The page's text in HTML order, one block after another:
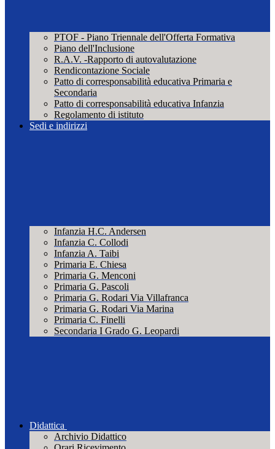
PTOF - Piano Triennale dell'Offerta Formativa
Piano dell'Inclusione
R.A.V. -Rapporto di autovalutazione
Rendicontazione Sociale
Patto di corresponsabilità educativa Primaria e
Secondaria
Patto di corresponsabilità educativa Infanzia
Regolamento di istituto
Sedi e indirizzi
Infanzia H.C. Andersen
Infanzia C. Collodi
Infanzia A. Taibi
Primaria E. Chiesa
Primaria G. Menconi
Primaria G. Pascoli
Primaria G. Rodari Via Villafranca
Primaria G. Rodari Via Marina
Primaria C. Finelli
Secondaria I Grado G. Leopardi
Didattica
Archivio Didattico